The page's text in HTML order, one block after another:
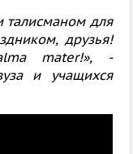
талисманом для
друзья!
lma mater!», -
и учащихся